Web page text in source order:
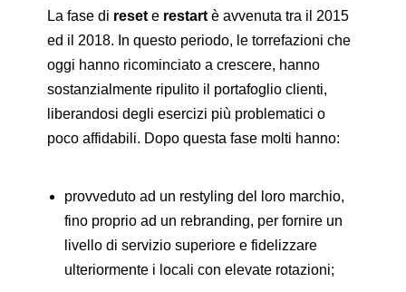
La fase di reset e restart è avvenuta tra il 2015
ed il 2018. In questo periodo, le torrefazioni che
oggi hanno ricominciato a crescere, hanno
sostanzialmente ripulito il portafoglio clienti,
liberandosi degli esercizi più problematici o
poco affidabili. Dopo questa fase molti hanno:
provveduto ad un restyling del loro marchio,
fino proprio ad un rebranding, per fornire un
livello di servizio superiore e fidelizzare
ulteriormente i locali con elevate rotazioni;